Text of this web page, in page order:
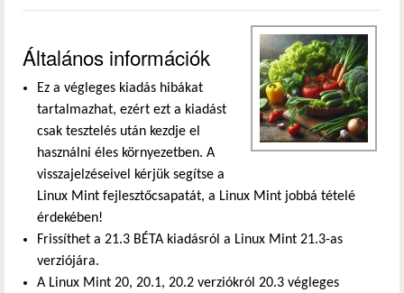
Általános információk
Ez a végleges kiadás hibákat
tartalmazhat, ezért ezt a kiadást
csak tesztelés után kezdje el
használni éles környezetben. A
visszajelzéseivel kérjük segítse a
Linux Mint fejlesztőcsapatát, a Linux Mint jobbá tételé
érdekében!
Frissíthet a 21.3 BÉTA kiadásról a Linux Mint 21.3-as
verziójára.
A Linux Mint 20, 20.1, 20.2 verziókról 20.3 végleges